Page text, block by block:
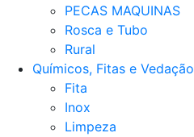
PECAS MAQUINAS
Rosca e Tubo
Rural
Químicos, Fitas e Vedação
Fita
Inox
Limpeza